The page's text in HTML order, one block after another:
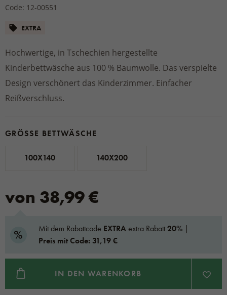
Code: 12-00551
EXTRA
Hochwertige, in Tschechien hergestellte
Kinderbettwäsche aus 100 % Baumwolle. Das verspielte
Design verschönert das Kinderzimmer. Einfacher
Reißverschluss.
GRÖSSE BETTWÄSCHE
100X140 140X200
von 38,99 €
Mit dem Rabattcode EXTRAextra Rabatt20% |
Preis mit Code: 31,19 €
IN DEN WARENKORB